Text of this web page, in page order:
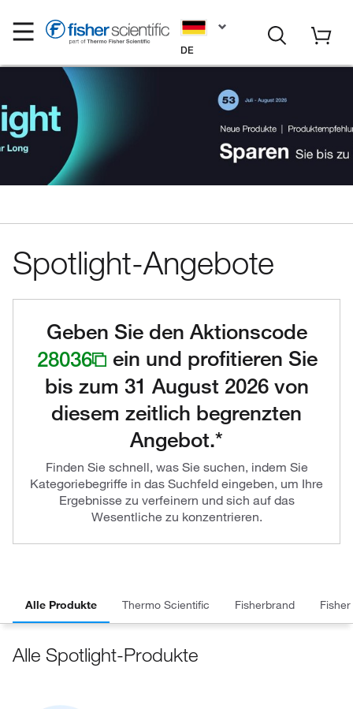
DE
Spotlight-Angebote
Geben Sie den Aktionscode
28036
ein und profitieren Sie
bis zum 31 August 2026 von
diesem zeitlich begrenzten
Angebot.*
Finden Sie schnell, was Sie suchen, indem Sie
Kategoriebegriffe in das Suchfeld eingeben, um Ihre
Ergebnisse zu verfeinern und sich auf das
Wesentliche zu konzentrieren.
Alle Produkte Thermo Scientific Fisherbrand
Alle Spotlight-Produkte